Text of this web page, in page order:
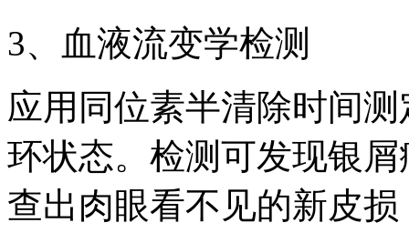
3、血液流变学检测
应用同位素半清除时间
环状态。检测可发现银
查出肉眼看不见的新皮